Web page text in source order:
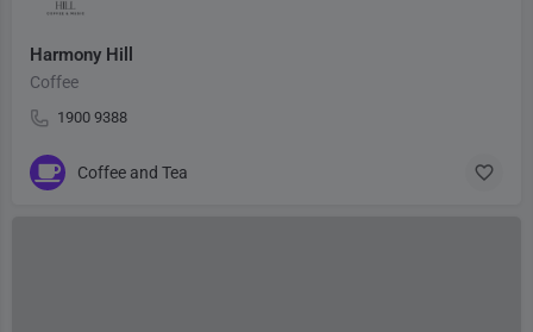
Harmony Hill
Coffee
1900 9388
Coffee and Tea